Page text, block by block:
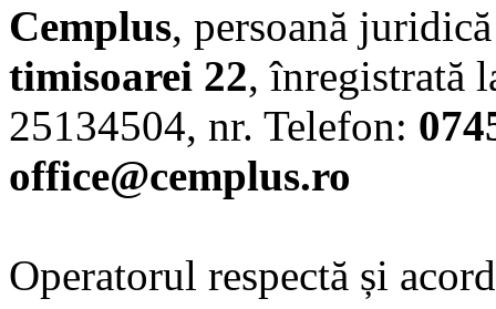
Cemplus, persoană
timisoarei 22, înregistrată
25134504, nr. Telefon:
office@cemplus.ro
Operatorul respectă și